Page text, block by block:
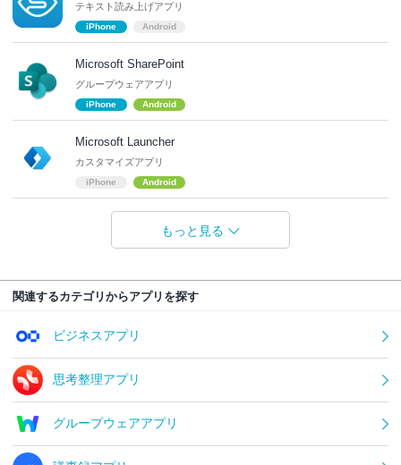
テキスト読み上げアプリ
iPhone Android
Microsoft SharePoint
グループウェアアプリ
iPhone Android
Microsoft Launcher
カスタマイズアプリ
iPhone Android
もっと見る
関連するカテゴリからアプリを探す
ビジネスアプリ
思考整理アプリ
グループウェアアプリ